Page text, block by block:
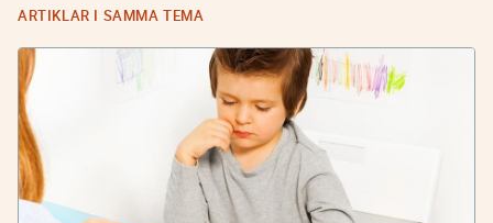
ARTIKLAR I SAMMA TEMA